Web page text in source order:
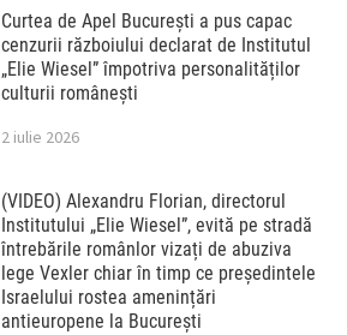
Curtea de Apel București a pus capac
cenzurii războiului declarat de Institutul
„Elie Wiesel” împotriva personalităților
culturii românești
2 iulie 2026
(VIDEO) Alexandru Florian, directorul
Institutului „Elie Wiesel”, evită pe stradă
întrebările românlor vizați de abuziva
lege Vexler chiar în timp ce președintele
Israelului rostea amenințări
antieuropene la București